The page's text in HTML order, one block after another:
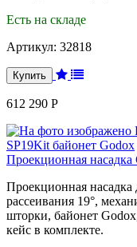
Есть на складе
Артикул: 32818
612 290 Р
Проекционная
Проекционная насадка
рассеивания 19°,
шторки, байонет
кейс в комплекте.